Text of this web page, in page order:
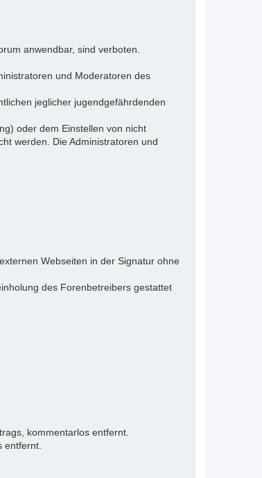
anwendbar, sind verboten.
und Moderatoren des
jeglicher jugendgefährdenden
oder dem Einstellen von nicht
werden. Die Administratoren und
Webseiten in der Signatur ohne
des Forenbetreibers gestattet
kommentarlos entfernt.
entfernt.